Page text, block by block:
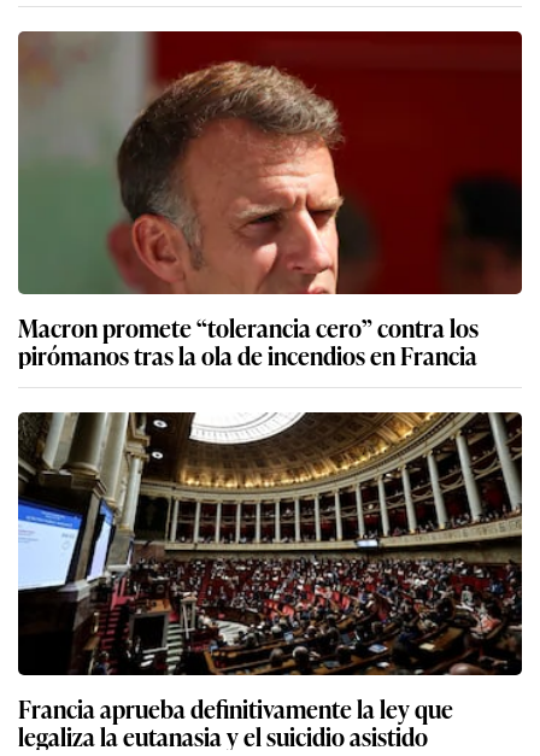
Macron promete “tolerancia cero” contra los
pirómanos tras la ola de incendios en Francia
Francia aprueba definitivamente la ley que
legaliza la eutanasia y el suicidio asistido